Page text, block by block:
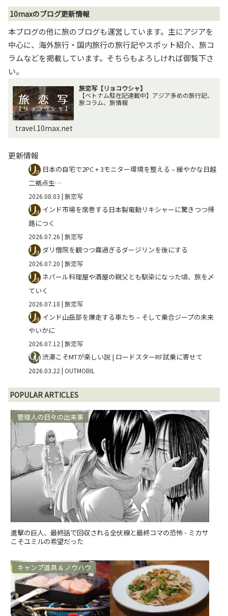
10maxのブログ更新情報
本ブログの他に旅のブログも運営しています。主にアジアを
中心に、海外旅行・国内旅行の旅行記やスポット紹介、旅コ
ラムなどを掲載しています。そちらもよろしければ御覧下さ
い。
旅恋写【リョコウシャ】
【ベトナム駐在記連載中】アジア多めの旅行記、
旅コラム、旅情報
travel.10max.net
更新情報
日本の自宅で2PC + 3モニター環境を整える – 緩やかな日越
二拠点生…
2026.08.03 | 旅恋写
インド市場を席巻する日本製電動リキシャーに驚きつつ帰
路につく
2026.07.26 | 旅恋写
ダリ僧院を観つつ霧過ぎるダージリンを後にする
2026.07.20 | 旅恋写
ネパール料理屋や酒屋の親父とも馴染になった頃、旅を〆
ていく
2026.07.18 | 旅恋写
インド山岳部を爆走する車たち – そして乗合ジープの未来
やいかに
2026.07.12| 旅恋写
渋滞こそMTが楽しい説 | ロードスターRF試乗に寄せて
2026.03.22 | OUTMOBIL
POPULAR ARTICLES
管理人の日々の出来事
進撃の巨人、最終話で回収される全伏線と最終コマの恐怖 - ミカサ
こそユミルの希望だった
キャンプ道具 & ノウハウ